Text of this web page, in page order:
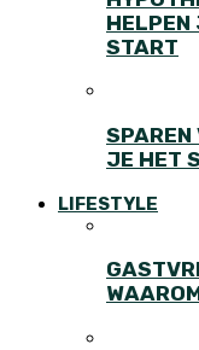
HELPEN
START
SPAREN
JE HET
LIFESTYLE